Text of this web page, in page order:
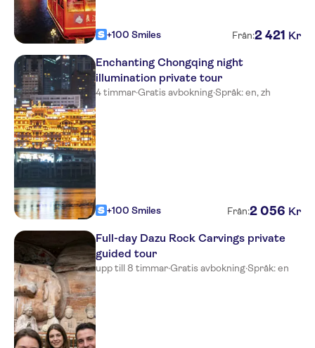
+100 Smiles Från:2 421 Kr
Enchanting Chongqing night
illumination private tour
4 timmar·Gratis avbokning·Språk: en, zh
+100 Smiles Från:2 056 Kr
Full-day Dazu Rock Carvings private
guided tour
upp till 8 timmar·Gratis avbokning·Språk: en